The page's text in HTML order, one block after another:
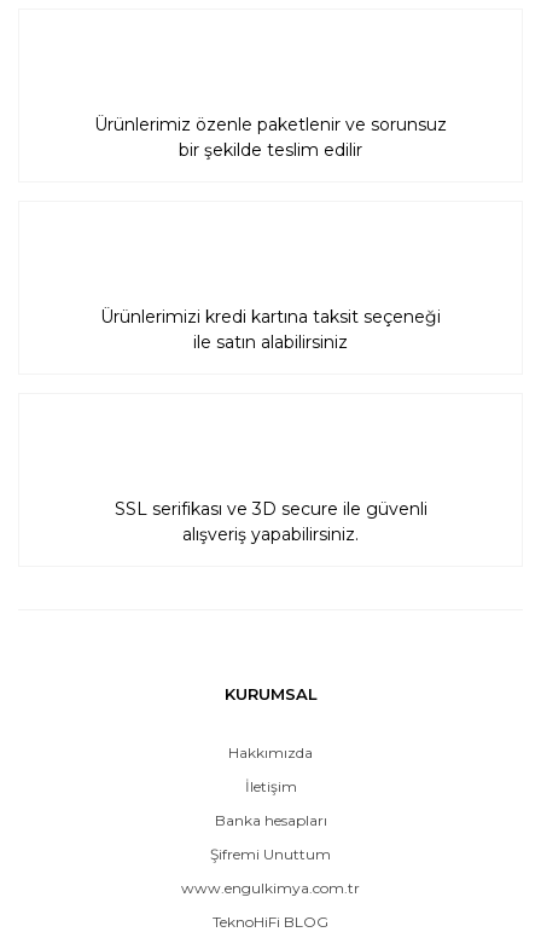
Ürünlerimiz özenle paketlenir ve sorunsuz
bir şekilde teslim edilir
Ürünlerimizi kredi kartına taksit seçeneği
ile satın alabilirsiniz
SSL serifikası ve 3D secure ile güvenli
alışveriş yapabilirsiniz.
KURUMSAL
Hakkımızda
İletişim
Banka hesapları
Şifremi Unuttum
www.engulkimya.com.tr
TeknoHiFi BLOG